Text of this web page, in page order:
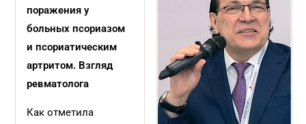
поражения у
больных псориазом
и псориатическим
артритом. Взгляд
ревматолога
Как отметила